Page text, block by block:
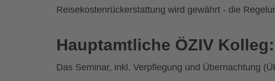
Reisekostenrückerstattung wird gewährt - die
Hauptamtliche ÖZIV
Das Seminar, inkl. Verpflegung und Übernachtung